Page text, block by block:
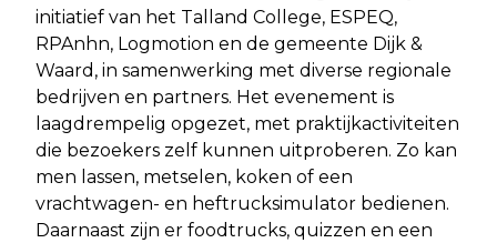
initiatief van het Talland College, ESPEQ,
RPAnhn, Logmotion en de gemeente Dijk &
Waard, in samenwerking met diverse regionale
bedrijven en partners. Het evenement is
laagdrempelig opgezet, met praktijkactiviteiten
die bezoekers zelf kunnen uitproberen. Zo kan
men lassen, metselen, koken of een
vrachtwagen- en heftrucksimulator bedienen.
Daarnaast zijn er foodtrucks, quizzen en een